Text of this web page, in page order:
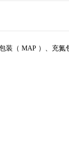
装（ MAP ）、充